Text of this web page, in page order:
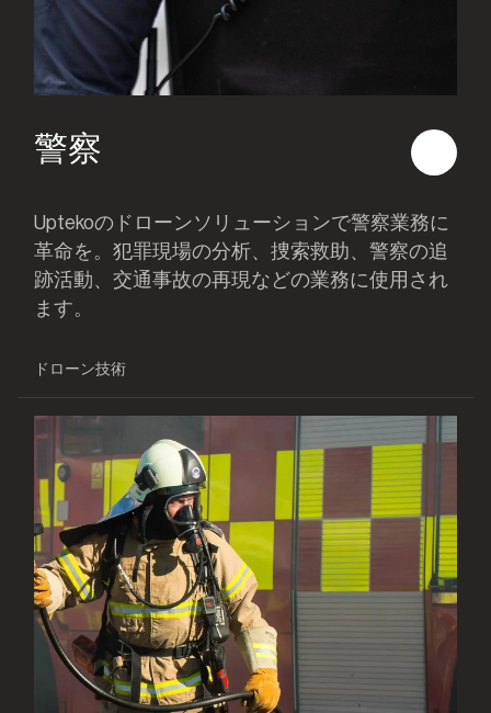
警察
Uptekoのドローンソリューションで警察業務に
革命を。犯罪現場の分析、捜索救助、警察の追
跡活動、交通事故の再現などの業務に使用され
ます。
ドローン技術